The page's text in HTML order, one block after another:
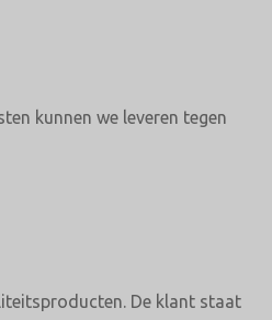
kunnen we leveren tegen
De klant staat